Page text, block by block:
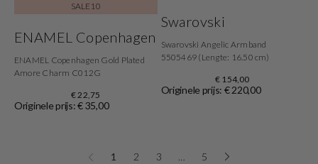
SALE10
ENAMEL Copenhagen
ENAMEL Copenhagen Gold Plated
Amore Charm C012G
€ 22,75
Originele prijs: € 35,00
Swarovski
Swarovski Angelic Armband
5505469 (Lengte: 16.50 cm)
€ 154,00
Originele prijs: € 220,00
1 2 3 5